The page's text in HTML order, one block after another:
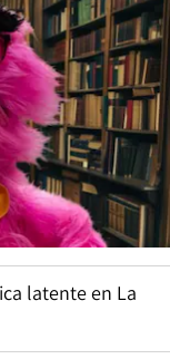
latente en La